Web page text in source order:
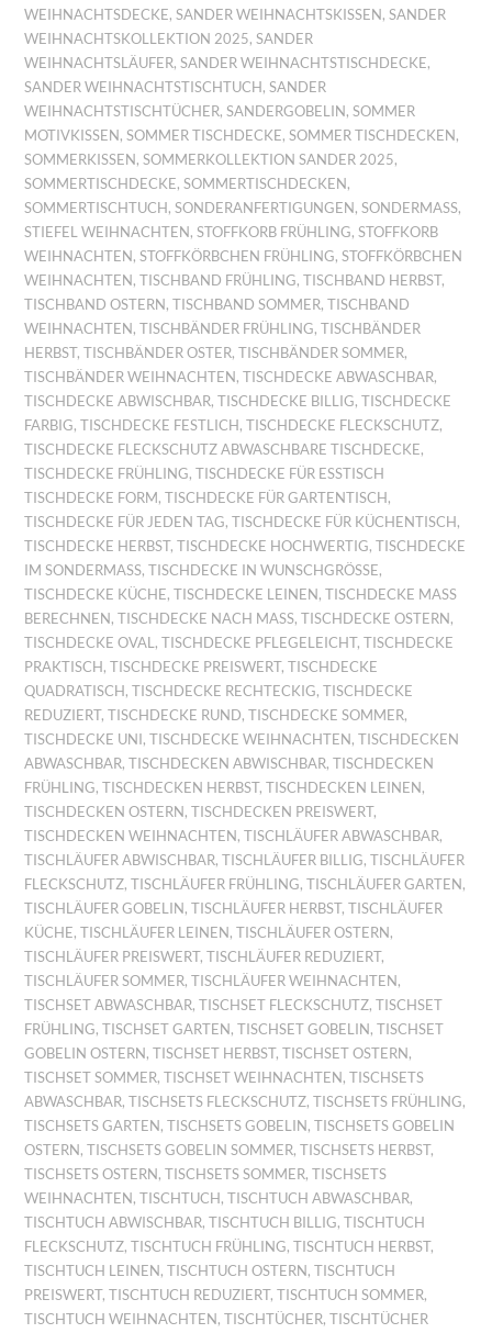
WEIHNACHTSDECKE,SANDER WEIHNACHTSKISSEN,SANDER
WEIHNACHTSKOLLEKTION 2025,SANDER
WEIHNACHTSLÄUFER,SANDER WEIHNACHTSTISCHDECKE,
SANDER WEIHNACHTSTISCHTUCH,SANDER
WEIHNACHTSTISCHTÜCHER,SANDERGOBELIN,SOMMER
MOTIVKISSEN,SOMMER TISCHDECKE,SOMMER TISCHDECKEN,
SOMMERKISSEN,SOMMERKOLLEKTION SANDER 2025,
SOMMERTISCHDECKE,SOMMERTISCHDECKEN,
SOMMERTISCHTUCH,SONDERANFERTIGUNGEN,SONDERMASS ,
STIEFEL WEIHNACHTEN,STOFFKORB FRÜHLING,STOFFKORB
WEIHNACHTEN,STOFFKÖRBCHEN FRÜHLING,STOFFKÖRBCHEN
WEIHNACHTEN,TISCHBAND FRÜHLING,TISCHBAND HERBST,
TISCHBAND OSTERN,TISCHBAND SOMMER,TISCHBAND
WEIHNACHTEN,TISCHBÄNDER FRÜHLING,TISCHBÄNDER
HERBST,TISCHBÄNDER OSTER,TISCHBÄNDER SOMMER,
TISCHBÄNDER WEIHNACHTEN,TISCHDECKE ABWASCHBAR,
TISCHDECKE ABWISCHBAR,TISCHDECKE BILLIG,TISCHDECKE
FARBIG,TISCHDECKE FESTLICH,TISCHDECKE FLECKSCHUTZ,
TISCHDECKE FLECKSCHUTZ ABWASCHBARE TISCHDECKE,
TISCHDECKE FRÜHLING,TISCHDECKE FÜR ESSTISCH
TISCHDECKE FORM,TISCHDECKE FÜR GARTENTISCH,
TISCHDECKE FÜR JEDEN TAG,TISCHDECKE FÜR KÜCHENTISCH,
TISCHDECKE HERBST,TISCHDECKE HOCHWERTIG,TISCHDECKE
IM SONDERMASS ,TISCHDECKE IN WUNSCHGRÖSSE ,
TISCHDECKE KÜCHE,TISCHDECKE LEINEN,TISCHDECKE MASS B
ERECHNEN
,TISCHDECKE NACH MASS ,TISCHDECKE OSTERN,
TISCHDECKE OVAL ,TISCHDECKE PFLEGELEICHT,TISCHDECKE
PRAKTISCH,TISCHDECKE PREISWERT,TISCHDECKE
QUADRATISCH,TISCHDECKE RECHTECKIG,TISCHDECKE
REDUZIERT,TISCHDECKE RUND,TISCHDECKE SOMMER,
TISCHDECKE UNI,TISCHDECKE WEIHNACHTEN,TISCHDECKEN
ABWASCHBAR,TISCHDECKEN ABWISCHBAR,TISCHDECKEN
FRÜHLING,TISCHDECKEN HERBST,TISCHDECKEN LEINEN,
TISCHDECKEN OSTERN,TISCHDECKEN PREISWERT,
TISCHDECKEN WEIHNACHTEN,TISCHLÄUFER ABWASCHBAR,
TISCHLÄUFER ABWISCHBAR,TISCHLÄUFER BILLIG,TISCHLÄUFER
FLECKSCHUTZ,TISCHLÄUFER FRÜHLING,TISCHLÄUFER GARTEN,
TISCHLÄUFER GOBELIN,TISCHLÄUFER HERBST,TISCHLÄUFER
KÜCHE,TISCHLÄUFER LEINEN,TISCHLÄUFER OSTERN,
TISCHLÄUFER PREISWERT,TISCHLÄUFER REDUZIERT,
TISCHLÄUFER SOMMER,TISCHLÄUFER WEIHNACHTEN,
TISCHSET ABWASCHBAR,TISCHSET FLECKSCHUTZ,TISCHSET
FRÜHLING,TISCHSET GARTEN,TISCHSET GOBELIN,TISCHSET
GOBELIN OSTERN,TISCHSET HERBST,TISCHSET OSTERN,
TISCHSET SOMMER,TISCHSET WEIHNACHTEN,TISCHSETS
ABWASCHBAR,TISCHSETS FLECKSCHUTZ,TISCHSETS FRÜHLING,
TISCHSETS GARTEN,TISCHSETS GOBELIN,TISCHSETS GOBELIN
OSTERN,TISCHSETS GOBELIN SOMMER,TISCHSETS HERBST,
TISCHSETS OSTERN,TISCHSETS SOMMER,TISCHSETS
WEIHNACHTEN,TISCHTUCH,TISCHTUCH ABWASCHBAR,
TISCHTUCH ABWISCHBAR,TISCHTUCH BILLIG,TISCHTUCH
FLECKSCHUTZ,TISCHTUCH FRÜHLING,TISCHTUCH HERBST,
TISCHTUCH LEINEN,TISCHTUCH OSTERN,TISCHTUCH
PREISWERT,TISCHTUCH REDUZIERT,TISCHTUCH SOMMER,
TISCHTUCH WEIHNACHTEN,TISCHTÜCHER,TISCHTÜCHER